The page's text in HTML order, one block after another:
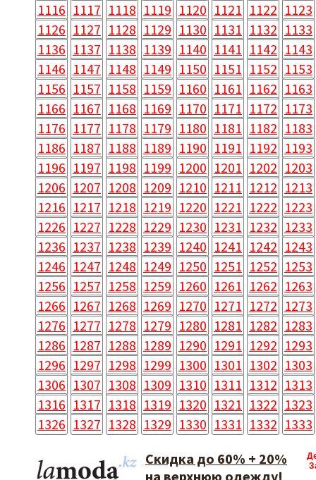
1116 1117 1118 1119 1120 1121 1122 1123
1126 1127 1128 1129 1130 1131 1132 1133
1136 1137 1138 1139 1140 1141 1142 1143
1146 1147 1148 1149 1150 1151 1152 1153
1156 1157 1158 1159 1160 1161 1162 1163
1166 1167 1168 1169 1170 1171 1172 1173
1176 1177 1178 1179 1180 1181 1182 1183
1186 1187 1188 1189 1190 1191 1192 1193
1196 1197 1198 1199 1200 1201 1202 1203
1206 1207 1208 1209 1210 1211 1212 1213
1216 1217 1218 1219 1220 1221 1222 1223
1226 1227 1228 1229 1230 1231 1232 1233
1236 1237 1238 1239 1240 1241 1242 1243
1246 1247 1248 1249 1250 1251 1252 1253
1256 1257 1258 1259 1260 1261 1262 1263
1266 1267 1268 1269 1270 1271 1272 1273
1276 1277 1278 1279 1280 1281 1282 1283
1286 1287 1288 1289 1290 1291 1292 1293
1296 1297 1298 1299 1300 1301 1302 1303
1306 1307 1308 1309 1310 1311 1312 1313
1316 1317 1318 1319 1320 1321 1322 1323
1326 1327 1328 1329 1330 1331 1332 1333
Скидка до 60% + 20%
на верхнюю одежду!